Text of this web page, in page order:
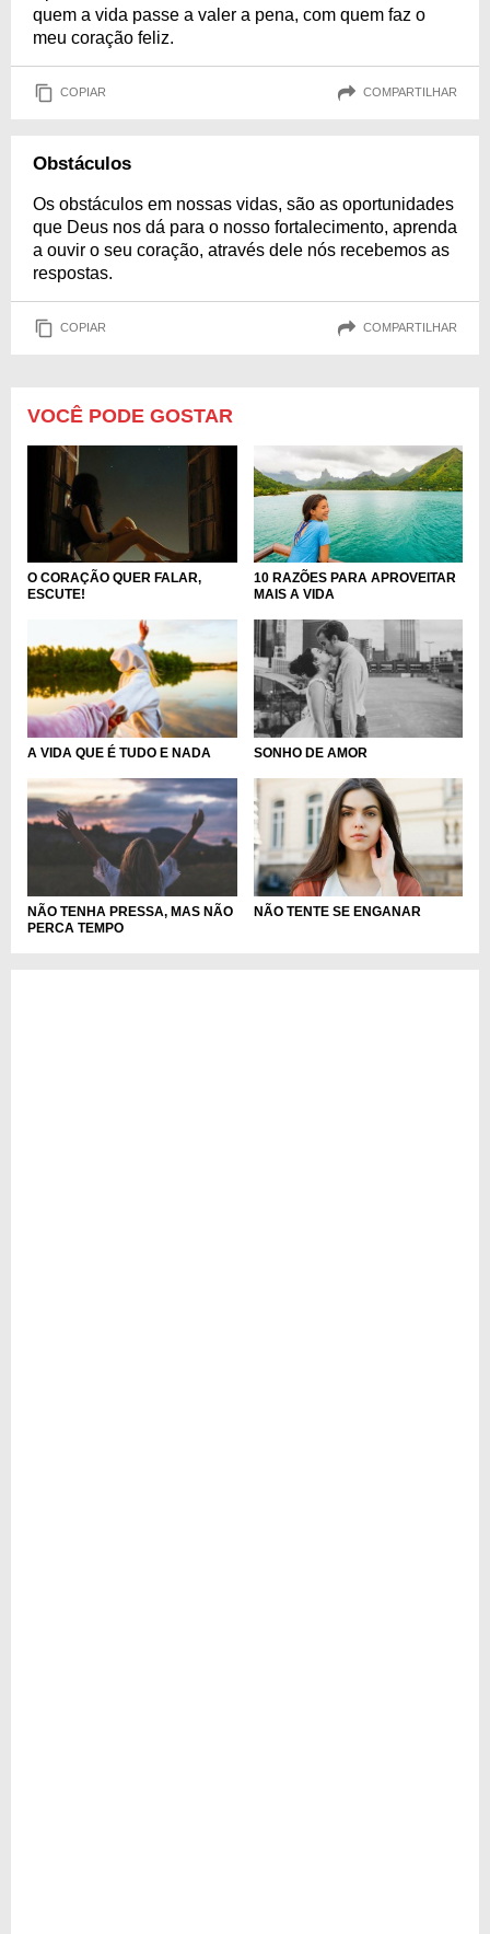
quem a vida passe a valer a pena, com quem faz o
meu coração feliz.
COPIAR COMPARTILHAR
Obstáculos
Os obstáculos em nossas vidas, são as oportunidades
que Deus nos dá para o nosso fortalecimento, aprenda
a ouvir o seu coração, através dele nós recebemos as
respostas.
COPIAR COMPARTILHAR
VOCÊ PODE GOSTAR
O CORAÇÃO QUER FALAR,
ESCUTE!
10 RAZÕES PARA APROVEITAR
MAIS A VIDA
A VIDA QUE É TUDO E NADA SONHO DE AMOR
NÃO TENHA PRESSA, MAS NÃO
PERCA TEMPO
NÃO TENTE SE ENGANAR